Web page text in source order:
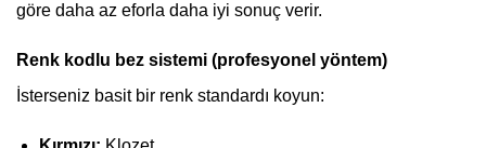
göre daha az eforla daha iyi sonuç verir.
Renk kodlu bez sistemi (profesyonel yöntem)
İsterseniz basit bir renk standardı koyun: